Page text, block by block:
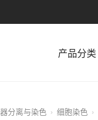
产品分类
分离与染色 细胞染色